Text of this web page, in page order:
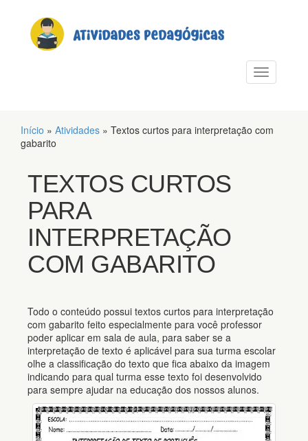
Alternar
Início » Atividades » Textos curtos para interpretação com
gabarito
TEXTOS CURTOS
PARA
INTERPRETAÇÃO
COM GABARITO
Todo o conteúdo possui textos curtos para interpretação
com gabarito feito especialmente para você professor
poder aplicar em sala de aula, para saber se a
interpretação de texto é aplicável para sua turma escolar
olhe a classificação do texto que fica abaixo da imagem
indicando para qual turma esse texto foi desenvolvido
para sempre ajudar na educação dos nossos alunos.